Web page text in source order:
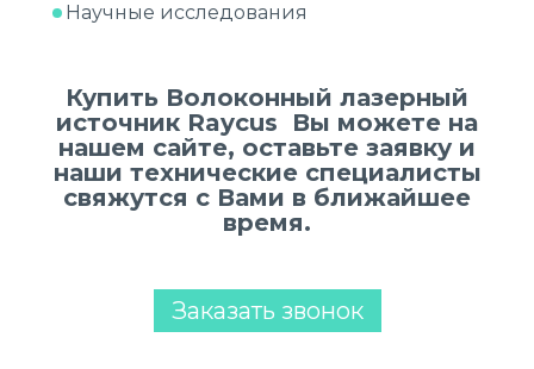
Научные исследования
Купить Волоконный лазерный
источник Raycus Вы можете на
нашем сайте, оставьте заявку и
наши технические специалисты
свяжутся с Вами в ближайшее
время.
Заказать звонок